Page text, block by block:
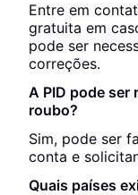
Entre em
gratuita em
pode ser
correções.
A PID pode ser
roubo?
Sim, pode ser
conta e
Quais países